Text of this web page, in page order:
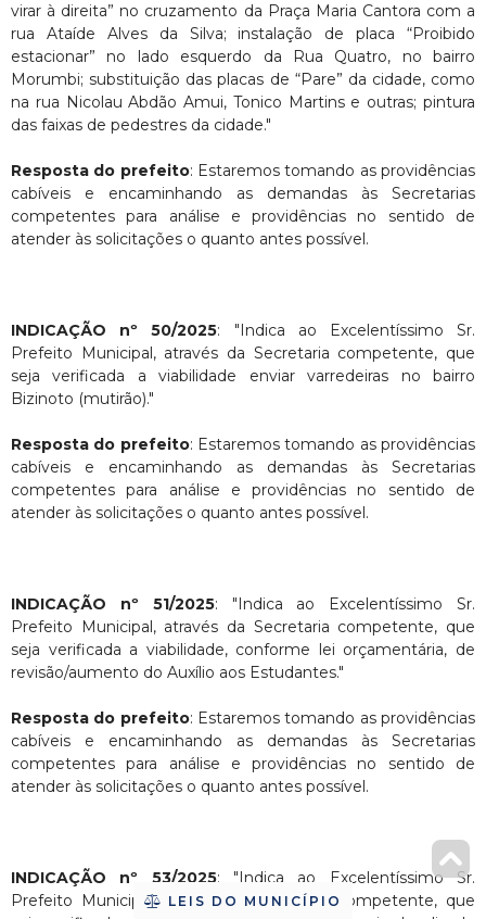
LEIS DO MUNICÍPIO
virar à direita” no cruzamento da Praça Maria Cantora com a
rua Ataíde Alves da Silva; instalação de placa “Proibido
estacionar” no lado esquerdo da Rua Quatro, no bairro
Morumbi; substituição das placas de “Pare” da cidade, como
na rua Nicolau Abdão Amui, Tonico Martins e outras; pintura
das faixas de pedestres da cidade."
Resposta do prefeito: Estaremos tomando as providências
cabíveis e encaminhando as demandas às Secretarias
competentes para análise e providências no sentido de
atender às solicitações o quanto antes possível.
INDICAÇÃO nº 50/2025: "Indica ao Excelentíssimo Sr.
Prefeito Municipal, através da Secretaria competente, que
seja verificada a viabilidade enviar varredeiras no bairro
Bizinoto (mutirão)."
Resposta do prefeito: Estaremos tomando as providências
cabíveis e encaminhando as demandas às Secretarias
competentes para análise e providências no sentido de
atender às solicitações o quanto antes possível.
INDICAÇÃO nº 51/2025: "Indica ao Excelentíssimo Sr.
Prefeito Municipal, através da Secretaria competente, que
seja verificada a viabilidade, conforme lei orçamentária, de
revisão/aumento do Auxílio aos Estudantes."
Resposta do prefeito: Estaremos tomando as providências
cabíveis e encaminhando as demandas às Secretarias
competentes para análise e providências no sentido de
atender às solicitações o quanto antes possível.
INDICAÇÃO nº 53/2025: "Indica ao Excelentíssimo Sr.
Prefeito Municipal, através da Secretaria competente, que